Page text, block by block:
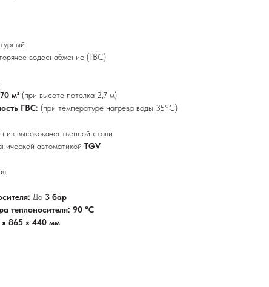
водоснабжение (ГВС)
м² (при высоте потолка 2,7 м)
ГВС: (при температуре нагрева воды 35°C)
из высококачественной стали
автоматикой TGV
До 3 бар
теплоносителя: 90 °C
865 x 440 мм